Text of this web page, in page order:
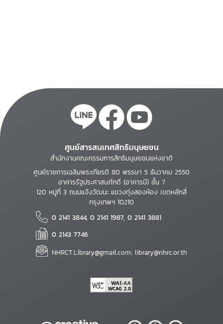
ศูนย์สารสนเทศสิทธิมนุษยชน
สำนักงานคณะกรรมการสิทธิมนุษยชนแห่งชาติ
ศูนย์ราชการเฉลิมพระเกียรติ 80 พรรษา 5 ธันวาคม 2550
อาคารรัฐประศาสนภักดี (อาคารบี) ชั้น 7
120 หมู่ที่ 3 ถนนแจ้งวัฒนะ แขวงทุ่งสองห้อง เขตหลักสี่
กรุงเทพฯ 10210
0 2141 3844, 0 2141 1987, 0 2141 3881
0 2143 7746
NHRCT.Library@gmail.com; library@nhrc.or.th